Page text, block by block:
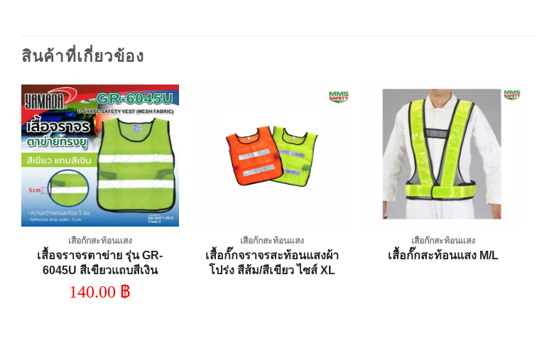
สินค้าที่เกี่ยวข้อง
Add to
wishlist
เสื้อกั๊กสะท้อนแสง
เสื้อจราจรตาข่าย รุ่น GR-
6045U สีเขียวแถบสีเงิน
YAMADA
140.00 ฿
wishlist
เสื้อกั๊กสะท้อนแสง
เสื้อกั๊กจราจรสะท้อนแสงผ้า
โปร่ง สีส้ม/สีเขียว ไซส์ XL
Add to
wishlist
เสื้อกั๊กสะท้อนแสง
เสื้อกั๊กสะท้อนแสง M/L